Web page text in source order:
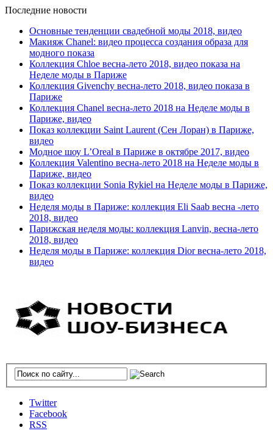
Последние новости
Основные тенденции свадебной моды 2018, видео
Макияж Chanel: видео процесса создания образа для
модного показа
Коллекция Chloe весна-лето 2018, видео показа на
Неделе моды в Париже
Коллекция Givenchy весна-лето 2018, видео показа в
Париже
Коллекция Chanel весна-лето 2018 на Неделе моды в
Париже, видео
Показ коллекции Saint Laurent (Сен Лоран) в Париже,
видео
Модное шоу L’Oreal в Париже в октябре 2017, видео
Коллекция Valentino весна-лето 2018 на Неделе моды в
Париже, видео
Показ коллекции Sonia Rykiel на Неделе моды в Париже,
видео
Неделя моды в Париже: коллекция Eli Saab весна -лето
2018, видео
Парижская неделя моды: коллекция Lanvin, весна-лето
2018, видео
Неделя моды в Париже: коллекция Dior весна-лето 2018,
видео
Twitter
Facebook
RSS